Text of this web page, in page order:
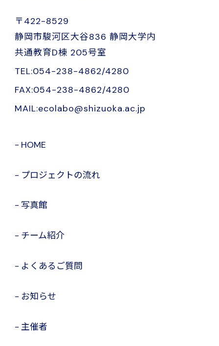
〒422-8529
静岡市駿河区大谷836 静岡大学内
共通教育D棟 205号室
TEL:054-238-4862/4280
FAX:054-238-4862/4280
MAIL:ecolabo@shizuoka.ac.jp
HOME
プロジェクトの流れ
写真館
チーム紹介
よくあるご質問
お知らせ
主催者